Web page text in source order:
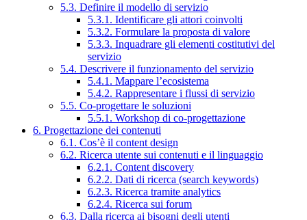
5.3. Definire il modello di servizio
5.3.1. Identificare gli attori coinvolti
5.3.2. Formulare la proposta di valore
5.3.3. Inquadrare gli elementi costitutivi del
servizio
5.4. Descrivere il funzionamento del servizio
5.4.1. Mappare l’ecosistema
5.4.2. Rappresentare i flussi di servizio
5.5. Co-progettare le soluzioni
5.5.1. Workshop di co-progettazione
6. Progettazione dei contenuti
6.1. Cos’è il content design
6.2. Ricerca utente sui contenuti e il linguaggio
6.2.1. Content discovery
6.2.2. Dati di ricerca (search keywords)
6.2.3. Ricerca tramite analytics
6.2.4. Ricerca sui forum
6.3. Dalla ricerca ai bisogni degli utenti